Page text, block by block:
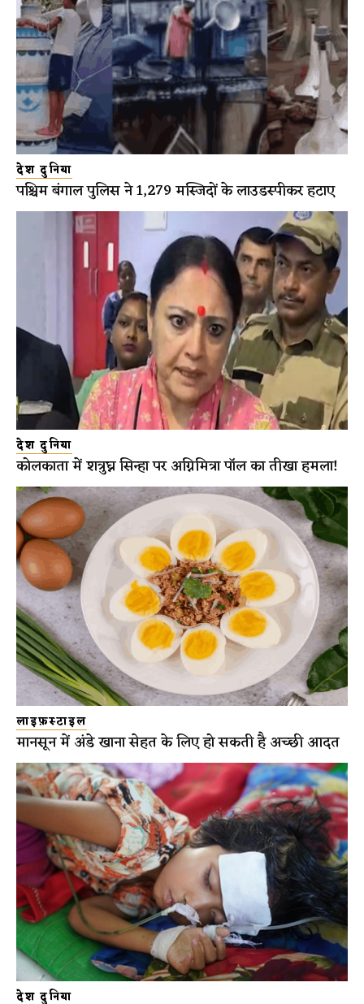
देश दुनिया
पश्चिम बंगाल पुलिस ने 1,279 मस्जिदों के लाउडस्पीकर हटाए
देश दुनिया
कोलकाता में शत्रुघ्न सिन्हा पर अग्निमित्रा पॉल का तीखा हमला!
लाइफ़स्टाइल
मानसून में अंडे खाना सेहत के लिए हो सकती है अच्छी आदत
देश दुनिया